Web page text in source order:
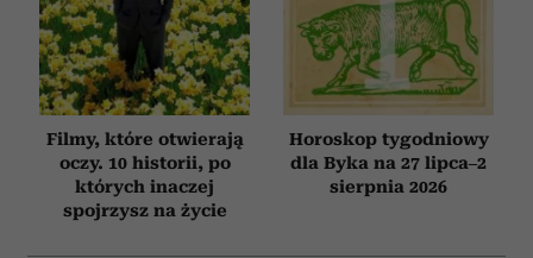
Filmy, które otwierają
oczy. 10 historii, po
których inaczej
spojrzysz na życie
Horoskop tygodniowy
dla Byka na 27 lipca–2
sierpnia 2026